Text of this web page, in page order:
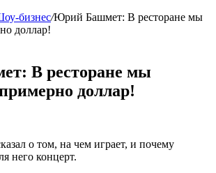
бизнес/Юрий Башмет: В ресторане мы
доллар!
В ресторане мы
доллар!
о том, на чем играет, и почему
него концерт.